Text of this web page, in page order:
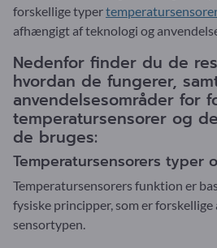
forskellige typertemperatursensorer
afhængigt af teknologi og
Nedenfor finder du de
hvordan de fungerer,
anvendelsesområder for
temperatursensorer og
de bruges:
Temperatursensorers typer
Temperatursensorers funktion er
fysiske principper, som er
sensortypen.